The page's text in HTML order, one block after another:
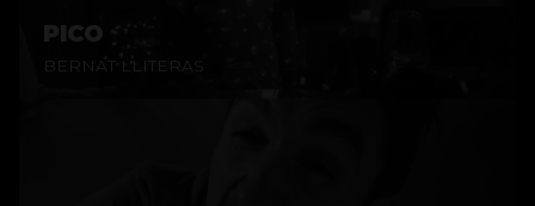
PICO
BERNAT LLITERAS